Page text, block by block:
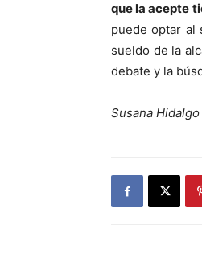
que la acepte
puede optar al
sueldo de la
debate y la
Susana Hidalgo